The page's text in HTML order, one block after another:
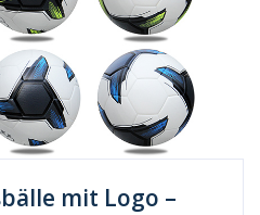
mit Logo –